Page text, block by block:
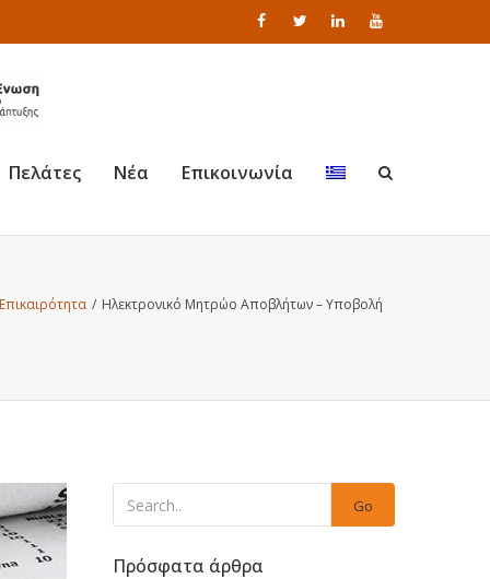
Πελάτες Νέα Επικοινωνία
/ Ηλεκτρονικό Μητρώο Αποβλήτων – Υποβολή
Go
Πρόσφατα άρθρα